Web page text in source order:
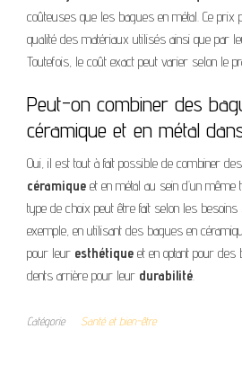
coûteuses que les bagues en métal. Ce prix
qualité des matériaux utilisés ainsi que par
Toutefois, le coût exact peut varier selon le
Peut-on combiner des
céramique et en métal
Oui, il est tout à fait possible de combiner des
céramique et en métal au sein d’un même
type de choix peut être fait selon les
exemple, en utilisant des bagues en
pour leur esthétique et en optant pour
dents arrière pour leur durabilité.
Catégorie Santé et bien-être